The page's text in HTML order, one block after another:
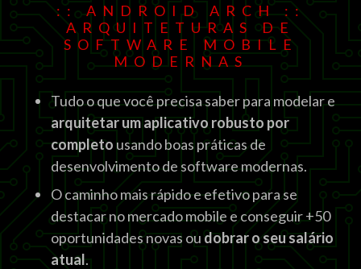
:: ANDROID ARCH ::
ARQUITETURAS DE
SOFTWARE MOBILE
MODERNAS
Tudo o que você precisa saber para modelar e
arquitetar um aplicativo robusto por
completo usando boas práticas de
desenvolvimento de software modernas.
O caminho mais rápido e efetivo para se
destacar no mercado mobile e conseguir +50
oportunidades novas oudobrar o seu salário
atual.